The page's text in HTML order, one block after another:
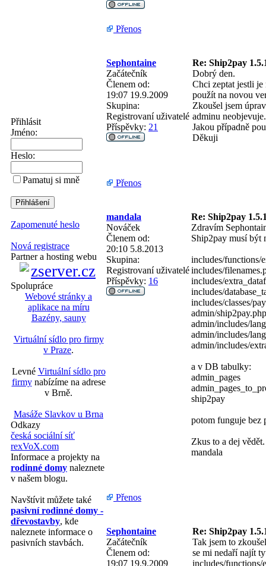
Přihlásit
Jméno:
Heslo:
Pamatuj si mně
Zapomenuté heslo
Nová registrace
Partner a hosting webu
Spolupráce
Webové stránky a
aplikace na míru
Bazény, sauny
Virtuální sídlo pro firmy
v Praze.
Levné Virtuální sídlo pro
firmynabízíme na adrese
v Brně.
Masáže Slavkov u Brna
Odkazy
česká sociální síť
rexVoX.com
Informace a projekty na
rodinné domy naleznete
v našem blogu.
Navštívit můžete také
pasivní rodinné domy -
dřevostavby, kde
naleznete informace o
pasivních stavbách.
Přenos
Sephontaine
Re: Ship2pay
Začátečník
Členem od:
19:07 19.9.2009
Skupina:
Registrovaní uživatelé
Příspěvky: 21
Dobrý den.
Chci zeptat jestli
použít na novou
Zkoušel jsem
adminu neobjevuje.
Jakou případně
Děkuji
Přenos
mandala
Re: Ship2pay
Nováček
Členem od:
20:10 5.8.2013
Skupina:
Registrovaní uživatelé
Příspěvky: 16
Zdravím
Ship2pay musí být
includes/functions/
includes/
includes/
includes/
includes/classes/
admin/ship2pay.php
admin/includes/
admin/includes/
admin/includes/
a v DB tabulky:
admin_pages
ship2pay
potom funguje bez
Zkus to a dej vědět.
mandala
Přenos
Sephontaine
Re: Ship2pay
Začátečník
Členem od:
19:07 19.9.2009
Tak jsem to
se mi nedaří najít
includes/functions/